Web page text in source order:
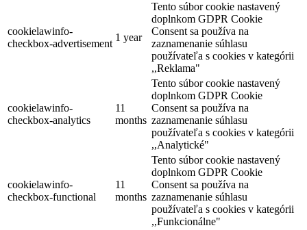
cookielawinfo-
checkbox-advertisement
1 year
Tento súbor cookie nastavený
doplnkom GDPR Cookie
Consent sa používa na
zaznamenanie súhlasu
používateľa s cookies v kategórii
,,Reklama"
cookielawinfo-
checkbox-analytics
11
months
Tento súbor cookie nastavený
doplnkom GDPR Cookie
Consent sa používa na
zaznamenanie súhlasu
používateľa s cookies v kategórii
,,Analytické"
cookielawinfo-
checkbox-functional
11
months
Tento súbor cookie nastavený
doplnkom GDPR Cookie
Consent sa používa na
zaznamenanie súhlasu
používateľa s cookies v kategórii
,,Funkcionálne"